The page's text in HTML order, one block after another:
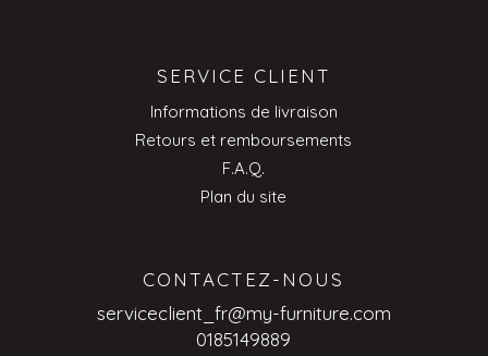
SERVICE CLIENT
Informations de livraison
Retours et remboursements
F.A.Q.
Plan du site
CONTACTEZ-NOUS
serviceclient_fr@my-furniture.com
0185149889